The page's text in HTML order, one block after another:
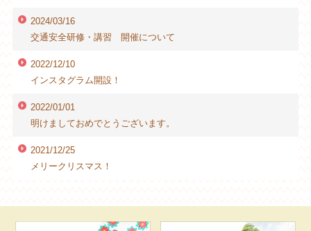
2024/03/16
交通安全研修・講習 開催について
2022/12/10
インスタグラム開設！
2022/01/01
明けましておめでとうございます。
2021/12/25
メリークリスマス！